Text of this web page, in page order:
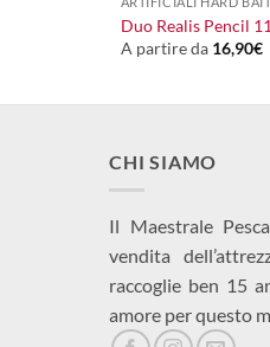
Duo Realis Pencil
A partire da 16,90€
CHI SIAMO
Il Maestrale
vendita
raccoglie ben 15
amore per questo